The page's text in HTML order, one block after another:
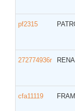
pf2315
272774936r
cfa11119 FRAM